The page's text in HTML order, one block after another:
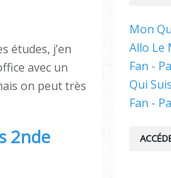
études, j’en
avec un
on peut très
2nde
Mon
Allo Le
Fan -
Qui
Fan -